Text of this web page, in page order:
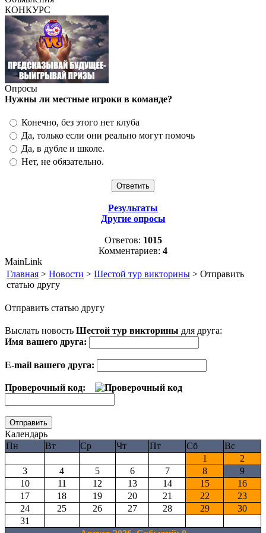
КОНКУРС
Опросы
Нужны ли местные игроки в команде?
Конечно, без этого нет клуба
Да, только если они реально могут помочь
Да, в дубле и школе.
Нет, не обязательно.
Результаты
Другие опросы
Ответов: 1015
Комментариев: 4
MainLink
Главная > Новости > Шестой тур викторины > Отправить
статью другу
Отправить статью другу
Выслать новость Шестой тур викторины для друга:
Имя вашего друга:
E-mail вашего друга:
Проверочный код:
Календарь
Пн
Вт Ср Чт Пт Сб
Вс
1
2
3
4 5 6 7 8
9
10
11 12 13 14 15
16
17
18 19 20 21 22
23
24
25 26 27 28 29
30
31